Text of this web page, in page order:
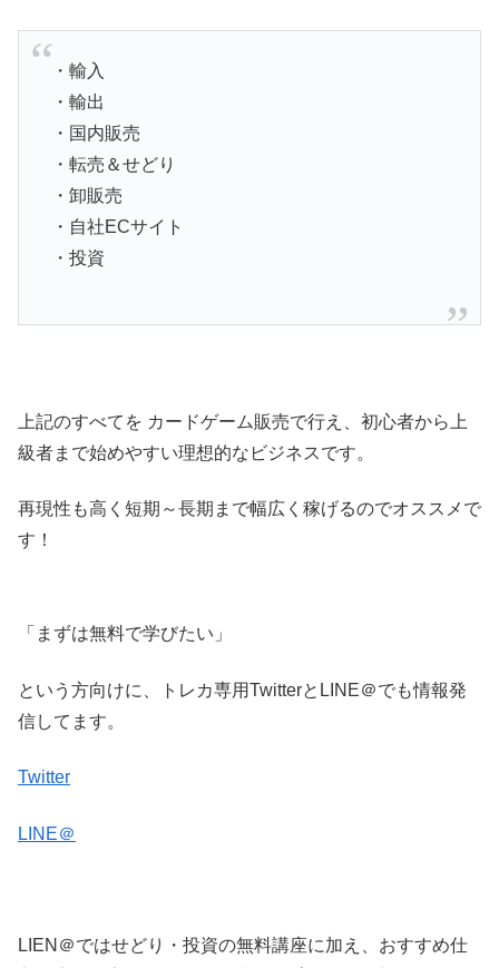
・輸入
・輸出
・国内販売
・転売＆せどり
・卸販売
・自社ECサイト
・投資
上記のすべてを カードゲーム販売で行え、初心者から上
級者まで始めやすい理想的なビジネスです。
再現性も高く短期～長期まで幅広く稼げるのでオススメで
す！
「まずは無料で学びたい」
という方向けに、トレカ専用TwitterとLINE＠でも情報発
信してます。
Twitter
LINE＠
LIEN＠ではせどり・投資の無料講座に加え、おすすめ仕